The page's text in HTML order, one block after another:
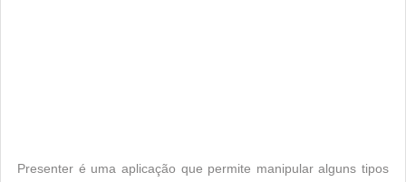
Presenter é uma aplicação que permite manipular alguns tipos